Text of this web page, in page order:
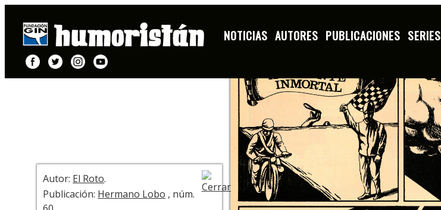
NOTICIAS AUTORES PUBLICACIONES SERIES
+ INFO
Autor: El Roto.
Publicación: Hermano Lobo , núm.